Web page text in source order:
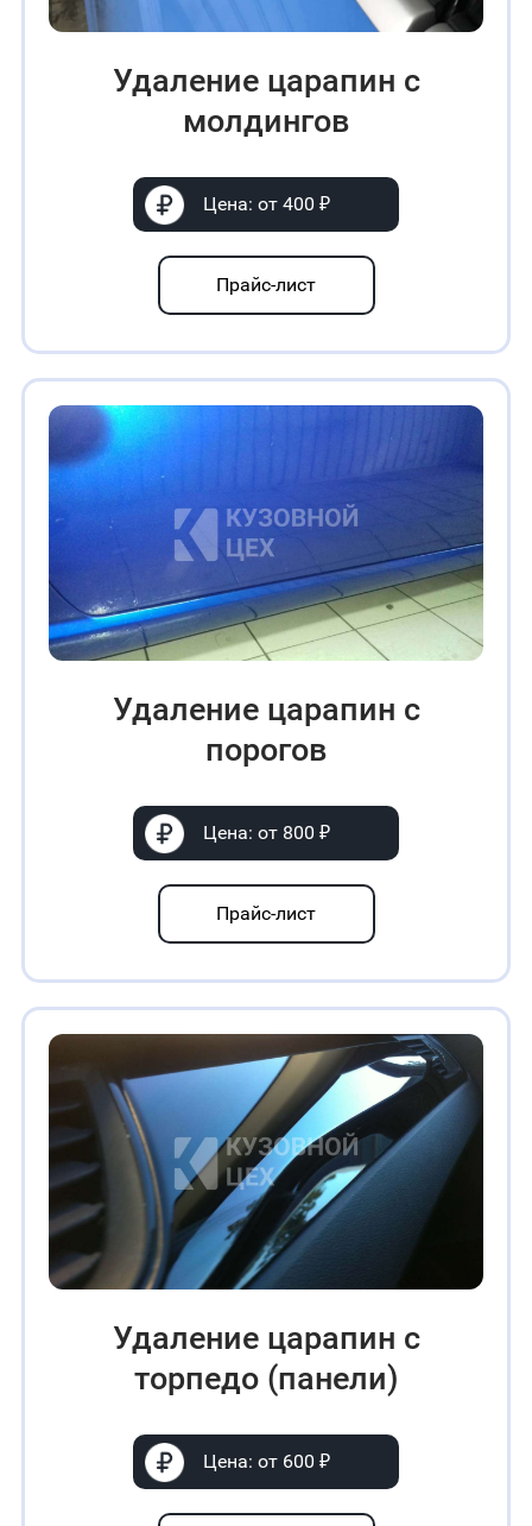
Удаление царапин с
молдингов
Цена: от 400 ₽
Прайс-лист
Удаление царапин с
порогов
Цена: от 800 ₽
Прайс-лист
Удаление царапин с
торпедо (панели)
Цена: от 600 ₽